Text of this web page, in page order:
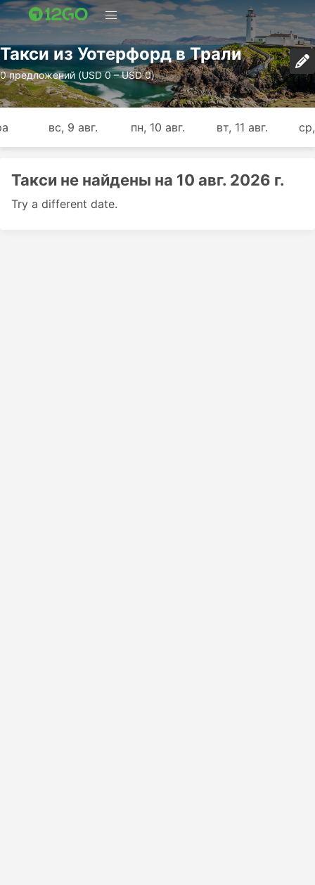
Такси из Уотерфорд в Трали
0 предложений (USD 0 – USD 0)
вс, 9 авг. пн, 10 авг. вт, 11 авг.
Такси не найдены на 10 авг. 2026 г.
Try a different date.